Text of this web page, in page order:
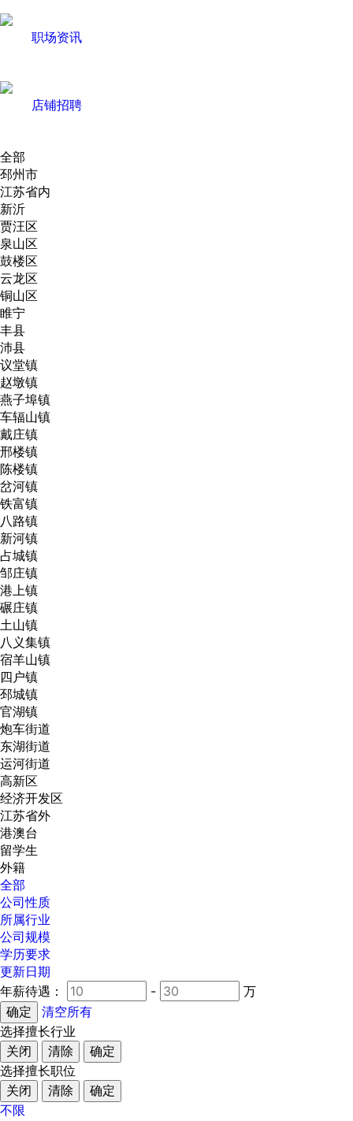
职场资讯
店铺招聘
全部
邳州市
江苏省内
新沂
贾汪区
泉山区
鼓楼区
云龙区
铜山区
睢宁
丰县
沛县
议堂镇
赵墩镇
燕子埠镇
车辐山镇
戴庄镇
邢楼镇
陈楼镇
岔河镇
铁富镇
八路镇
新河镇
占城镇
邹庄镇
港上镇
碾庄镇
土山镇
八义集镇
宿羊山镇
四户镇
邳城镇
官湖镇
炮车街道
东湖街道
运河街道
高新区
经济开发区
江苏省外
港澳台
留学生
外籍
全部
公司性质
所属行业
公司规模
学历要求
更新日期
年薪待遇：
-
万
清空所有
选择擅长行业
关闭
清除
确定
选择擅长职位
关闭
清除
确定
不限